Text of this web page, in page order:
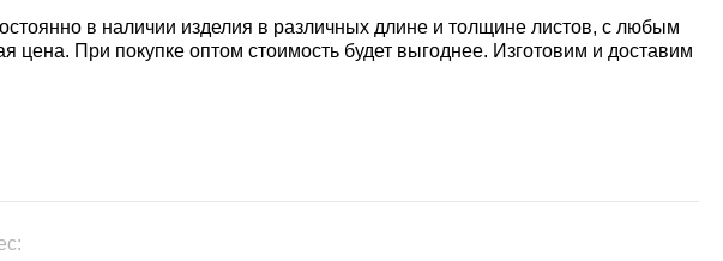
в наличии изделия в различных длине и толщине листов, с любым
цена. При покупке оптом стоимость будет выгоднее. Изготовим и доставим